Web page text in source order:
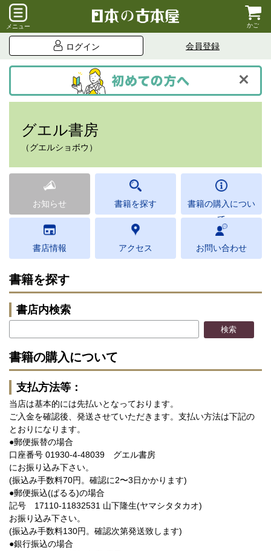
メニュー かご
ログイン 会員登録
グエル書房
（グエルショボウ）
お知らせ 書籍を探す
書籍の購入につい
て
書店情報 アクセス お問い合わせ
書籍を探す
書店内検索
書籍の購入について
支払方法等：
当店は基本的には先払いとなっております。
ご入金を確認後、発送させていただきます。支払い方法は下記の
とおりになります。
●郵便振替の場合
口座番号 01930-4-48039 グエル書房
にお振り込み下さい。
(振込み手数料70円。確認に2〜3日かかります)
●郵便振込(ぱるる)の場合
記号 17110-11832531 山下隆生(ヤマシタタカオ)
お振り込み下さい。
(振込み手数料130円。確認次第発送致します)
●銀行振込の場合